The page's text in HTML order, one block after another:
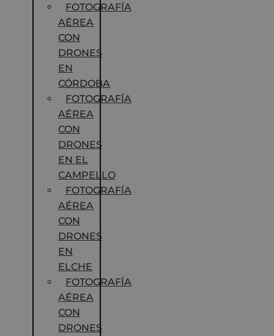
FOTOGRAFÍA
AÉREA
CON
DRONES
EN
CÓRDOBA
FOTOGRAFÍA
AÉREA
CON
DRONES
EN EL
CAMPELLO
FOTOGRAFÍA
AÉREA
CON
DRONES
EN
ELCHE
FOTOGRAFÍA
AÉREA
CON
DRONES